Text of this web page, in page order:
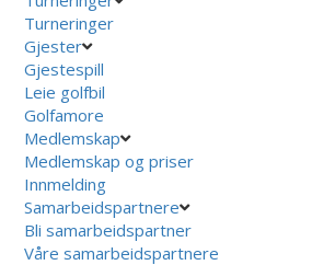
Turneringer
Gjester
Gjestespill
Leie golfbil
Golfamore
Medlemskap
Medlemskap og priser
Innmelding
Samarbeidspartnere
Bli samarbeidspartner
Våre samarbeidspartnere